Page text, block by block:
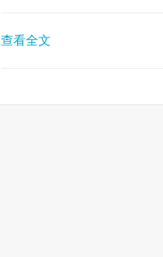
查看全文